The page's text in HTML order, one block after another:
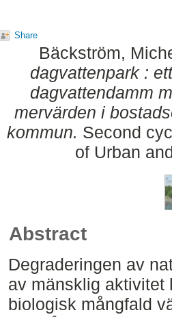
Share
Bäckström,
dagvattenpark :
dagvattendamm
mervärden i
kommun. Second
of Urban
Abstract
Degraderingen av
av mänsklig aktivitet
biologisk mångfald